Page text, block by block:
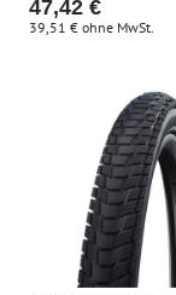
47,42 €
39,51 € ohne MwSt.